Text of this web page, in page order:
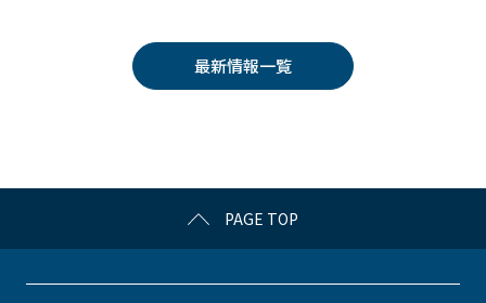
k
erk
et
n
a
最新情報一覧
PAGE TOP